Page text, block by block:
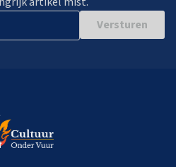
Versturen